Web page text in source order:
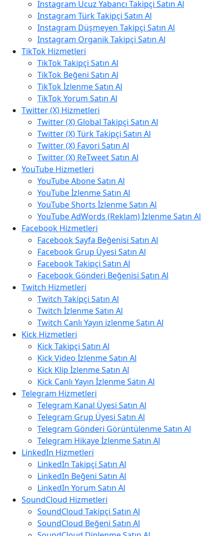
Instagram Ucuz Yabancı Takipçi Satın Al
Instagram Türk Takipçi Satın Al
Instagram Düşmeyen Takipçi Satın Al
Instagram Organik Takipçi Satın Al
TikTok Hizmetleri
TikTok Takipçi Satın Al
TikTok Beğeni Satın Al
TikTok İzlenme Satın Al
TikTok Yorum Satın Al
Twitter (X) Hizmetleri
Twitter (X) Global Takipçi Satın Al
Twitter (X) Türk Takipçi Satın Al
Twitter (X) Favori Satın Al
Twitter (X) ReTweet Satın Al
YouTube Hizmetleri
YouTube Abone Satın Al
YouTube İzlenme Satın Al
YouTube Shorts İzlenme Satın Al
YouTube AdWords (Reklam) İzlenme Satın Al
Facebook Hizmetleri
Facebook Sayfa Beğenisi Satın Al
Facebook Grup Üyesi Satın Al
Facebook Takipçi Satın Al
Facebook Gönderi Beğenisi Satın Al
Twitch Hizmetleri
Twitch Takipçi Satın Al
Twitch İzlenme Satın Al
Twitch Canlı Yayın izlenme Satın Al
Kick Hizmetleri
Kick Takipçi Satın Al
Kick Video İzlenme Satın Al
Kick Klip İzlenme Satın Al
Kick Canlı Yayın İzlenme Satın Al
Telegram Hizmetleri
Telegram Kanal Üyesi Satın Al
Telegram Grup Üyesi Satın Al
Telegram Gönderi Görüntülenme Satın Al
Telegram Hikaye İzlenme Satın Al
LinkedIn Hizmetleri
LinkedIn Takipçi Satın Al
LinkedIn Beğeni Satın Al
LinkedIn Yorum Satın Al
SoundCloud Hizmetleri
SoundCloud Takipçi Satın Al
SoundCloud Beğeni Satın Al